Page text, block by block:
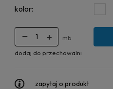
kolor:
mb
dodaj do przechowalni
zapytaj o produkt